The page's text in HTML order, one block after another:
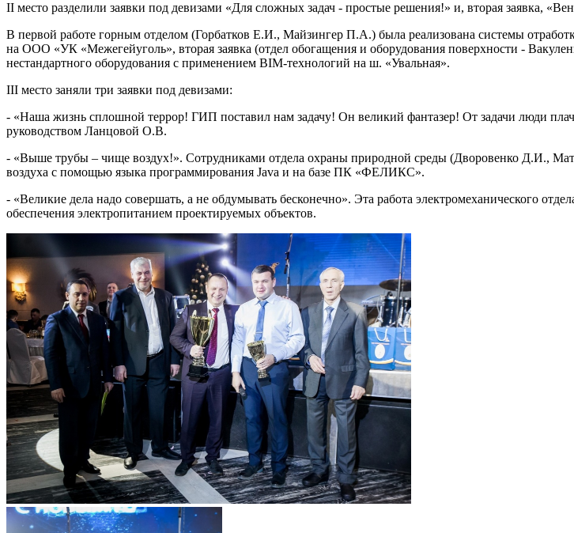
II место разделили заявки под девизами «Для сложных задач - простые решения!» и, вторая заявка,
В первой работе горным отделом (Горбатков Е.И., Майзингер П.А.) была реализована системы
на ООО «УК «Межегейуголь», вторая заявка (отдел обогащения и оборудования поверхности -
нестандартного оборудования с применением BIM-технологий на ш. «Увальная».
III место заняли три заявки под девизами:
- «Наша жизнь сплошной террор! ГИП поставил нам задачу! Он великий фантазер! От задачи люди
руководством Ланцовой О.В.
- «Выше трубы – чище воздух!». Сотрудниками отдела охраны природной среды (Дворовенко Д.И.,
воздуха с помощью языка программирования Java и на базе ПК «ФЕЛИКС».
- «Великие дела надо совершать, а не обдумывать бесконечно». Эта работа электромеханического
обеспечения электропитанием проектируемых объектов.